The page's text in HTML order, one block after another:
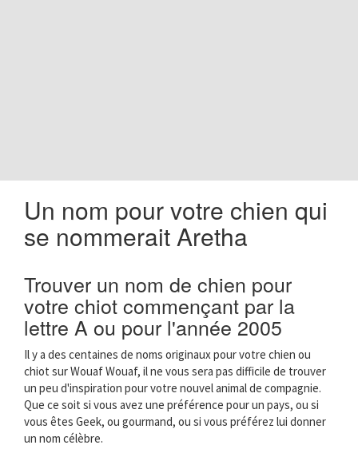
Un nom pour votre chien qui
se nommerait Aretha
Trouver un nom de chien pour
votre chiot commençant par la
lettre A ou pour l'année 2005
Il y a des centaines de noms originaux pour votre chien ou
chiot sur Wouaf Wouaf, il ne vous sera pas difficile de trouver
un peu d'inspiration pour votre nouvel animal de compagnie.
Que ce soit si vous avez une préférence pour un pays, ou si
vous êtes Geek, ou gourmand, ou si vous préférez lui donner
un nom célèbre.